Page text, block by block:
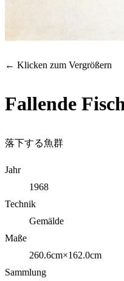
← Klicken zum Vergrößern
Fallende
落下する魚群
Jahr
1968
Technik
Gemälde
Maße
260.6cm×162.0cm
Sammlung